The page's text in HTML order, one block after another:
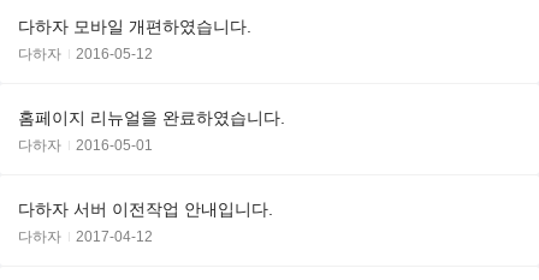
다하자 모바일 개편하였습니다.
다하자 2016-05-12
홈페이지 리뉴얼을 완료하였습니다.
다하자 2016-05-01
다하자 서버 이전작업 안내입니다.
다하자 2017-04-12